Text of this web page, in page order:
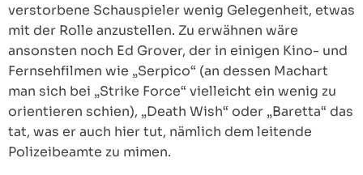
verstorbene Schauspieler wenig Gelegenheit, etwas
mit der Rolle anzustellen. Zu erwähnen wäre
ansonsten noch Ed Grover, der in einigen Kino- und
Fernsehfilmen wie „Serpico“ (an dessen Machart
man sich bei „Strike Force“ vielleicht ein wenig zu
orientieren schien), „Death Wish“ oder „Baretta“ das
tat, was er auch hier tut, nämlich dem leitende
Polizeibeamte zu mimen.